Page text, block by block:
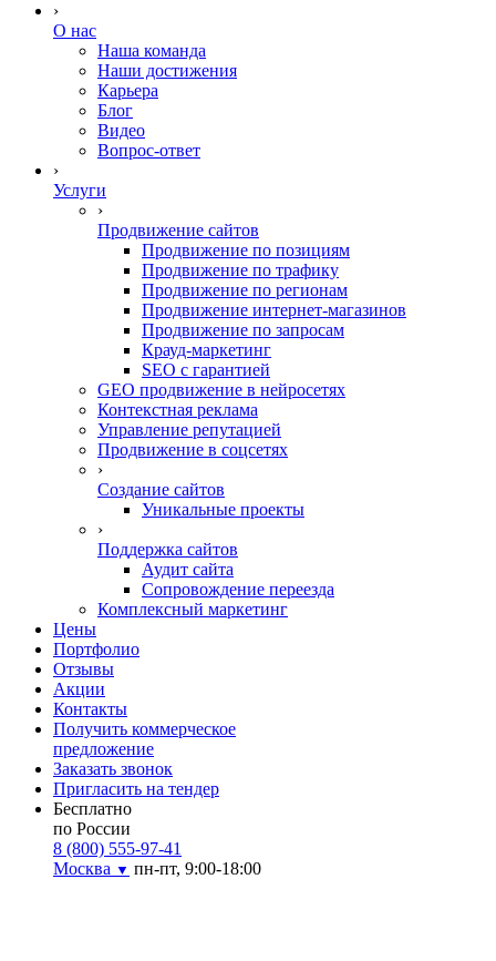
›
О нас
Наша команда
Наши достижения
Карьера
Блог
Видео
Вопрос-ответ
›
Услуги
›
Продвижение сайтов
Продвижение по позициям
Продвижение по трафику
Продвижение по регионам
Продвижение интернет-магазинов
Продвижение по запросам
Крауд-маркетинг
SEO с гарантией
GEO продвижение в нейросетях
Контекстная реклама
Управление репутацией
Продвижение в соцсетях
›
Создание сайтов
Уникальные проекты
›
Поддержка сайтов
Аудит сайта
Сопровождение переезда
Комплексный маркетинг
Цены
Портфолио
Отзывы
Акции
Контакты
Получить коммерческое
предложение
Заказать звонок
Пригласить на тендер
Бесплатно
по России
8 (800) 555-97-41
Москва ▼ пн-пт, 9:00-18:00